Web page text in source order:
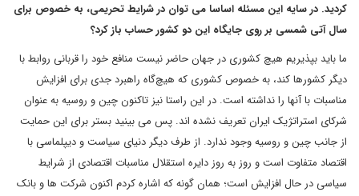
کردید. در سایه این مسئله‌ اساسا می توان در شرایط تحریمی، به خصوص برای
سال آتی شمسی بر روی جایگاه این دو کشور حساب باز کرد؟
ما باید بپذیریم هیچ کشوری در جهان حاضر نیست منافع خود را قربانی روابط با
دیگر کشورها کند، به خصوص کشوری که هیچ‌گاه راهبرد جدی برای افزایش
مناسبات با آنها را نداشته است. در این راستا نیز تاکنون چین و روسیه به عنوان
شرکای استراتژیک ایران تعریف نشده اند. پس می بینید بستر برای این حمایت
از جانب چین و روسیه وجود ندارد. از طرف دیگر دنیای سیاست و دیپلماسی با
اقتصاد متفاوت است و روز به روز دایره استقلال مناسبات اقتصادی از شرایط
سیاسی در حال افزایش است؛ همان گونه که اشاره کردم اکنون شرکت ها و بانک